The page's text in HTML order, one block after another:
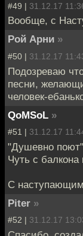
#49 | 31.12.17
Вообще, с
Рой Арни »
#50 | 31.12.17
Подозреваю
песни,
человек-
QoMSoL »
#51 | 31.12.17
"Душевно поют"
Чуть с
С
Piter »
#52 | 31.12.17